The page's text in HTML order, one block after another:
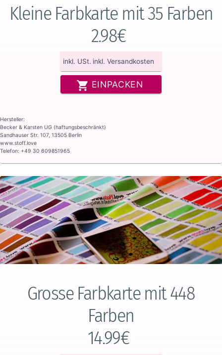
Kleine Farbkarte mit 35 Farben
2.98€
inkl. USt. inkl. Versandkosten
EINPACKEN
Hersteller:
Becker & Karsten UG (haftungsbeschränkt)
Sandhauser Str. 107, 13505 Berlin
www.stoff.love
Telefon: +49 30 609851965
Grosse Farbkarte mit 448
Farben
14.99€